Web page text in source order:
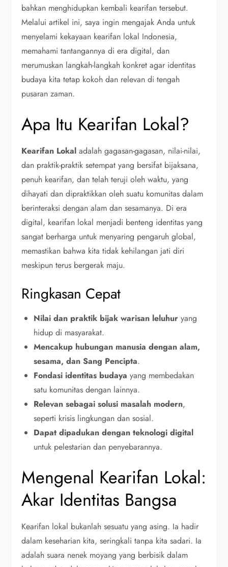
bahkan menghidupkan kembali kearifan tersebut.
Melalui artikel ini, saya ingin mengajak Anda untuk
menyelami kekayaan kearifan lokal Indonesia,
memahami tantangannya di era digital, dan
merumuskan langkah-langkah konkret agar identitas
budaya kita tetap kokoh dan relevan di tengah
pusaran zaman.
Apa Itu Kearifan Lokal?
Kearifan Lokal adalah gagasan-gagasan, nilai-nilai,
dan praktik-praktik setempat yang bersifat bijaksana,
penuh kearifan, dan telah teruji oleh waktu, yang
dihayati dan dipraktikkan oleh suatu komunitas dalam
berinteraksi dengan alam dan sesamanya. Di era
digital, kearifan lokal menjadi benteng identitas yang
sangat berharga untuk menyaring pengaruh global,
memastikan bahwa kita tidak kehilangan jati diri
meskipun terus bergerak maju.
Ringkasan Cepat
Nilai dan praktik bijak warisan leluhur yang
hidup di masyarakat.
Mencakup hubungan manusia dengan alam,
sesama, dan Sang Pencipta.
Fondasi identitas budaya yang membedakan
satu komunitas dengan lainnya.
Relevan sebagai solusi masalah modern,
seperti krisis lingkungan dan sosial.
Dapat dipadukan dengan teknologi digital
untuk pelestarian dan penyebarannya.
Mengenal Kearifan Lokal:
Akar Identitas Bangsa
Kearifan lokal bukanlah sesuatu yang asing. Ia hadir
dalam keseharian kita, seringkali tanpa kita sadari. Ia
adalah suara nenek moyang yang berbisik dalam